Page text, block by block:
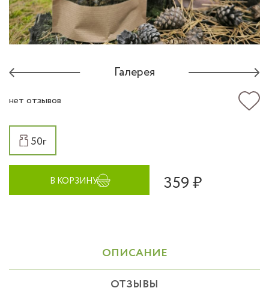
Галерея
нет отзывов
50г
В КОРЗИНУ 359 ₽
ОПИСАНИЕ
ОТЗЫВЫ